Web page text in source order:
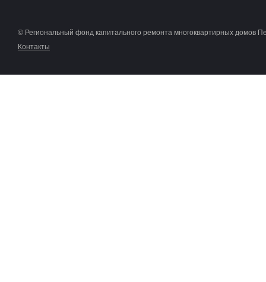
© Региональный фонд капитального ремонта многоквартирных домов
Контакты